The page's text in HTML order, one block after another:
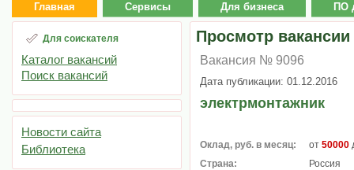
Главная Сервисы Для бизнеса ПО
Для соискателя
Каталог вакансий
Поиск вакансий
Новости сайта
Библиотека
Просмотр вакансии
Вакансия № 9096
Дата публикации: 01.12.2016
электрмонтажник
Оклад, руб. в месяц: от 50000
Страна:
Россия